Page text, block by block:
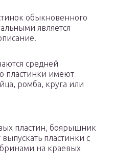
обыкновенного
является
средней
пластинки имеют
ромба, круга или
пластин, боярышник
пластинки с
на краевых